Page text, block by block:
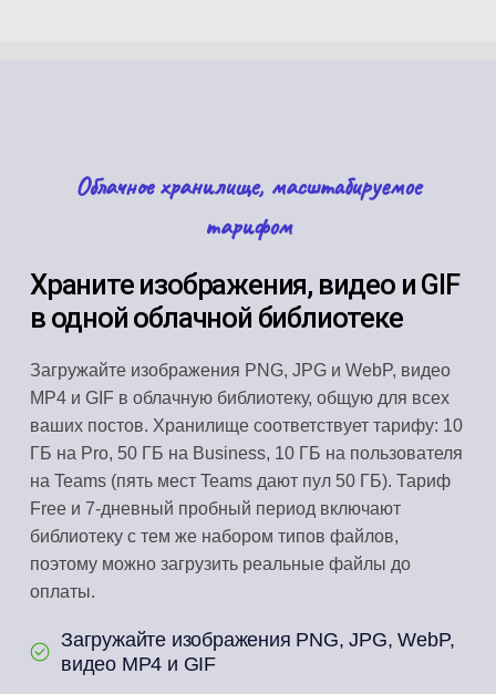
Облачное хранилище, масштабируемое
тарифом
Храните изображения, видео и GIF
в одной облачной библиотеке
Загружайте изображения PNG, JPG и WebP, видео
MP4 и GIF в облачную библиотеку, общую для всех
ваших постов. Хранилище соответствует тарифу: 10
ГБ на Pro, 50 ГБ на Business, 10 ГБ на пользователя
на Teams (пять мест Teams дают пул 50 ГБ). Тариф
Free и 7-дневный пробный период включают
библиотеку с тем же набором типов файлов,
поэтому можно загрузить реальные файлы до
оплаты.
Загружайте изображения PNG, JPG, WebP,
видео MP4 и GIF